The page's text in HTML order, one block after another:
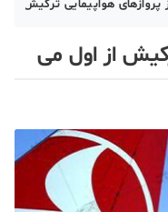
پروازهای هواپیمایی ترکیش از
از اول می